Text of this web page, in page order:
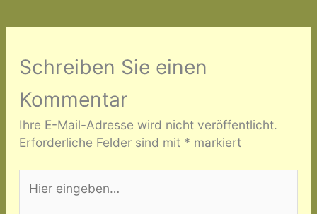
Schreiben Sie einen
Kommentar
Ihre E-Mail-Adresse wird nicht veröffentlicht.
Erforderliche Felder sind mit * markiert
eingeben…